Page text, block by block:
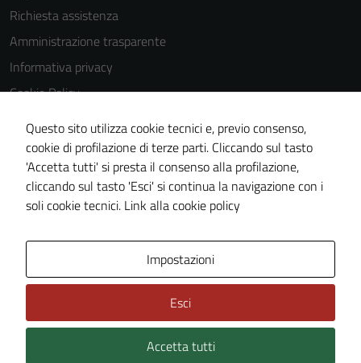
Richiesta assistenza
Amministrazione trasparente
Informativa privacy
Cookie Policy
Note legali
Dichiarazione di accessibilità
Piano di miglioramento del sito
Statistiche sito web
Technical Design s.r.l.
Questo sito utilizza cookie tecnici e, previo consenso,
cookie di profilazione di terze parti. Cliccando sul tasto
'Accetta tutti' si presta il consenso alla profilazione,
cliccando sul tasto 'Esci' si continua la navigazione con i
soli cookie tecnici. Link alla cookie policy
Impostazioni
Esci
Accetta tutti